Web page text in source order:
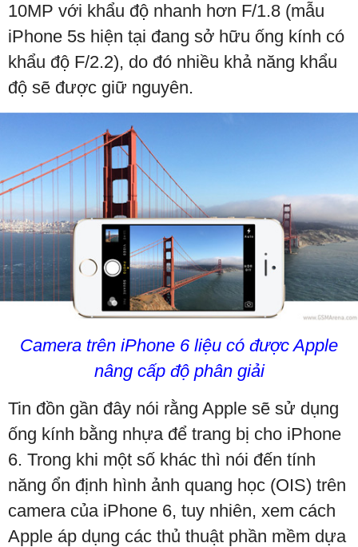
10MP với khẩu độ nhanh hơn F/1.8 (mẫu
iPhone 5s hiện tại đang sở hữu ống kính có
khẩu độ F/2.2), do đó nhiều khả năng khẩu
độ sẽ được giữ nguyên.
Camera trên iPhone 6 liệu có được Apple
nâng cấp độ phân giải
Tin đồn gần đây nói rằng Apple sẽ sử dụng
ống kính bằng nhựa để trang bị cho iPhone
6. Trong khi một số khác thì nói đến tính
năng ổn định hình ảnh quang học (OIS) trên
camera của iPhone 6, tuy nhiên, xem cách
Apple áp dụng các thủ thuật phần mềm dựa